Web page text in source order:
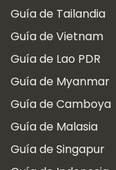
Guía de Tailandia
Guía de Vietnam
Guía de Lao PDR
Guía de Myanmar
Guía de Camboya
Guía de Malasia
Guía de Singapur